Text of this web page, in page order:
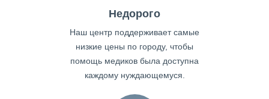
Недорого
Наш центр поддерживает самые
низкие цены по городу, чтобы
помощь медиков была доступна
каждому нуждающемуся.